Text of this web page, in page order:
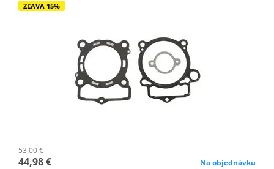
ZĽAVA 15%
53,00 €
44,98 € Na objednávku